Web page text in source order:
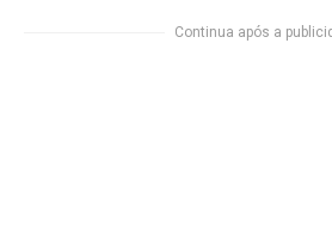
Continua após a